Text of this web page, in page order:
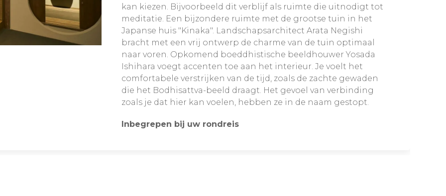
kan kiezen. Bijvoorbeeld dit verblijf als ruimte die uitnodigt tot
meditatie. Een bijzondere ruimte met de grootse tuin in het
Japanse huis "Kinaka". Landschapsarchitect Arata Negishi
bracht met een vrij ontwerp de charme van de tuin optimaal
naar voren. Opkomend boeddhistische beeldhouwer Yosada
Ishihara voegt accenten toe aan het interieur. Je voelt het
comfortabele verstrijken van de tijd, zoals de zachte gewaden
die het Bodhisattva-beeld draagt. Het gevoel van verbinding
zoals je dat hier kan voelen, hebben ze in de naam gestopt.
Inbegrepen bij uw rondreis